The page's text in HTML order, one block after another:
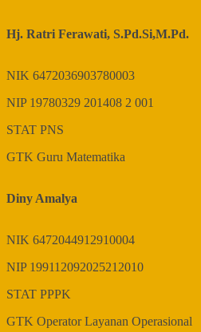
Hj. Ratri Ferawati, S.Pd.Si,M.Pd.
NIK 6472036903780003
NIP 19780329 201408 2 001
STAT PNS
GTK Guru Matematika
Diny Amalya
NIK 6472044912910004
NIP 199112092025212010
STAT PPPK
GTK Operator Layanan Operasional